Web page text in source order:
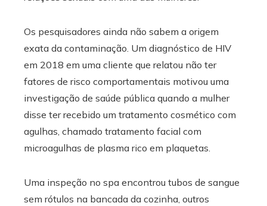
Os pesquisadores ainda não sabem a origem
exata da contaminação. Um diagnóstico de HIV
em 2018 em uma cliente que relatou não ter
fatores de risco comportamentais motivou uma
investigação de saúde pública quando a mulher
disse ter recebido um tratamento cosmético com
agulhas, chamado tratamento facial com
microagulhas de plasma rico em plaquetas.
Uma inspeção no spa encontrou tubos de sangue
sem rótulos na bancada da cozinha, outros